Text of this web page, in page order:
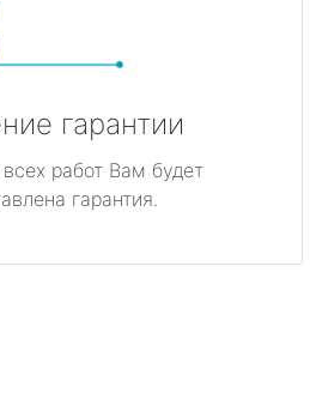
гарантии
работ Вам будет
гарантия.